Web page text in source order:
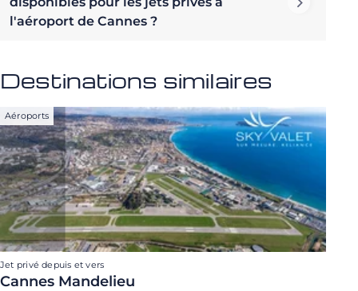
l'aéroport de Cannes ?
Destinations similaires
Aéroports
Jet privé depuis et vers
Cannes Mandelieu